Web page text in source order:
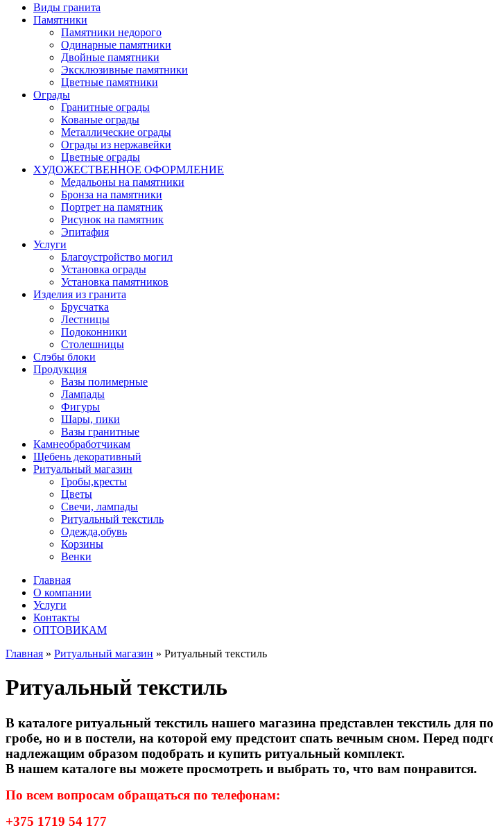
Виды гранита
Памятники
Памятники недорого
Одинарные памятники
Двойные памятники
Эксклюзивные памятники
Цветные памятники
Ограды
Гранитные ограды
Кованые ограды
Металлические ограды
Ограды из нержавейки
Цветные ограды
ХУДОЖЕСТВЕННОЕ ОФОРМЛЕНИЕ
Медальоны на памятники
Бронза на памятники
Портрет на памятник
Рисунок на памятник
Эпитафия
Услуги
Благоустройство могил
Установка ограды
Установка памятников
Изделия из гранита
Брусчатка
Лестницы
Подоконники
Столешницы
Слэбы блоки
Продукция
Вазы полимерные
Лампады
Фигуры
Шары, пики
Вазы гранитные
Камнеобработчикам
Щебень декоративный
Ритуальный магазин
Гробы,кресты
Цветы
Свечи, лампады
Ритуальный текстиль
Одежда,обувь
Корзины
Венки
Главная
О компании
Услуги
Контакты
ОПТОВИКАМ
Главная » Ритуальный магазин » Ритуальный текстиль
Ритуальный текстиль
В каталоге ритуальный текстиль нашего магазина представлен текстиль
гробе, но и в постели, на которой ему предстоит спать вечным сном. Перед
надлежащим образом подобрать и купить ритуальный комплект.
В нашем каталоге вы можете просмотреть и выбрать то, что вам понравится.
По всем вопросам обращаться по телефонам:
+375 1719 54 177